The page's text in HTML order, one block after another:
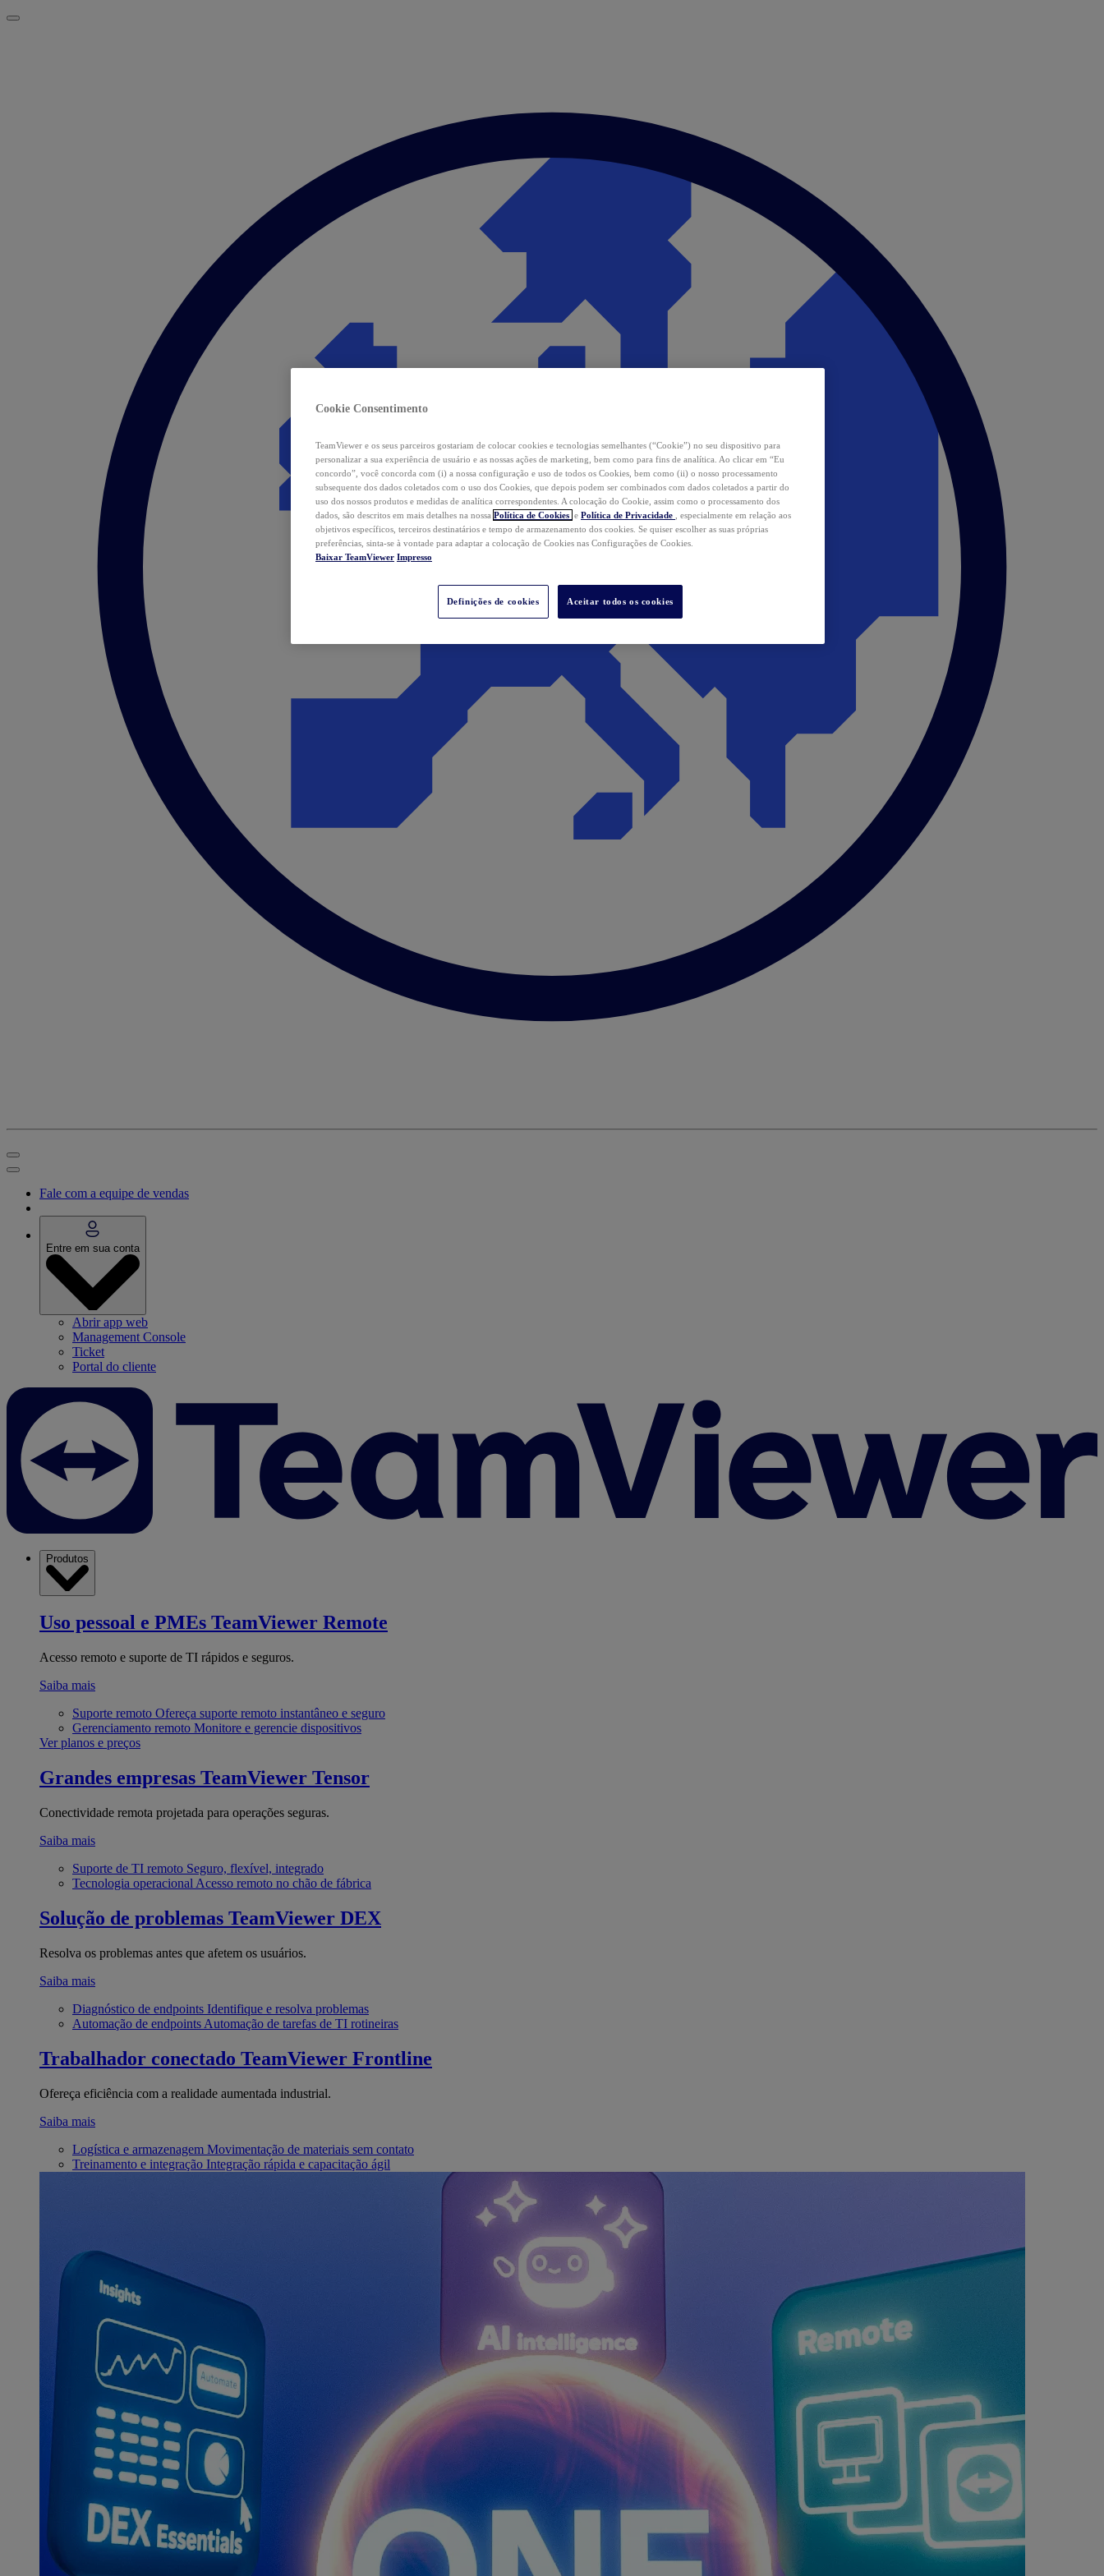
Fale com a equipe de vendas
Entre em sua conta
Abrir app web
Management Console
Ticket
Portal do cliente
Produtos
Uso pessoal e PMEs TeamViewer Remote
Acesso remoto e suporte de TI rápidos e seguros.
Saiba mais
Suporte remoto Ofereça suporte remoto instantâneo e seguro
Gerenciamento remoto Monitore e gerencie dispositivos
Ver planos e preços
Grandes empresas TeamViewer Tensor
Conectividade remota projetada para operações seguras.
Saiba mais
Suporte de TI remoto Seguro, flexível, integrado
Tecnologia operacional Acesso remoto no chão de fábrica
Solução de problemas TeamViewer DEX
Resolva os problemas antes que afetem os usuários.
Saiba mais
Diagnóstico de endpoints Identifique e resolva problemas
Automação de endpoints Automação de tarefas de TI rotineiras
Trabalhador conectado TeamViewer Frontline
Ofereça eficiência com a realidade aumentada industrial.
Saiba mais
Logística e armazenagem Movimentação de materiais sem contato
Treinamento e integração Integração rápida e capacitação ágil
Cookie Consentimento
TeamViewer e os seus parceiros gostariam de colocar cookies e tecnologias semelhantes (“Cookie”) no seu dispositivo para
personalizar a sua experiência de usuário e as nossas ações de marketing, bem como para fins de analítica. Ao clicar em “Eu
concordo”, você concorda com (i) a nossa configuração e uso de todos os Cookies, bem como (ii) o nosso processamento
subsequente dos dados coletados com o uso dos Cookies, que depois podem ser combinados com dados coletados a partir do
uso dos nossos produtos e medidas de analítica correspondentes. A colocação do Cookie, assim como o processamento dos
dados, são descritos em mais detalhes na nossa Política de Cookies e Política de Privacidade
, especialmente em relação aos
objetivos específicos, terceiros destinatários e tempo de armazenamento dos cookies. Se quiser escolher as suas próprias
preferências, sinta-se à vontade para adaptar a colocação de Cookies nas Configurações de Cookies.
Baixar TeamViewer Impresso
Definições de cookies Aceitar todos os cookies